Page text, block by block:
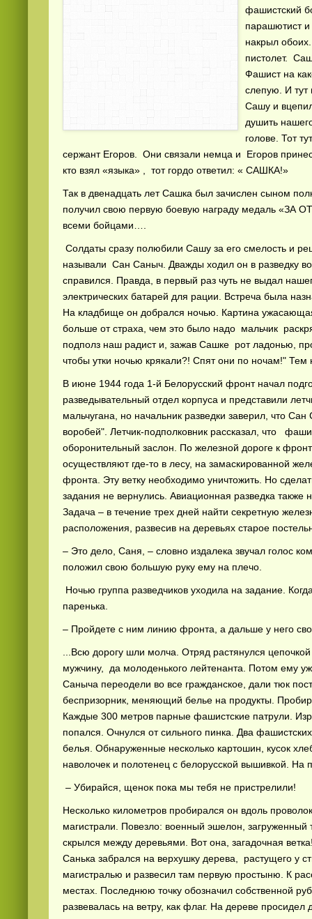
фашистский
парашютист
накрыл
пистолет.
Фашист на
слепую. И тут
Сашу и
душить
голове. Тот
сержант Егоров. Они связали немца и Егоров
кто взял «языка» , тот гордо ответил: « САШКА!»
Так в двенадцать лет Сашка был зачислен сыном
получил свою первую боевую награду медаль «ЗА
всеми бойцами….
Солдаты сразу полюбили Сашу за его смелость и
называли Сан Саныч. Дважды ходил он в разведку
справился. Правда, в первый раз чуть не выдал
электрических батарей для рации. Встреча была
На кладбище он добрался ночью. Картина
больше от страха, чем это было надо мальчик
подполз наш радист и, зажав Сашке рот ладонью,
чтобы утки ночью крякали?! Спят они по ночам!"
В июне 1944 года 1-й Белорусский фронт начал
разведывательный отдел корпуса и представили
мальчугана, но начальник разведки заверил, что
воробей". Летчик-подполковник рассказал, что
оборонительный заслон. По железной дороге к
осуществляют где-то в лесу, на замаскированной
фронта. Эту ветку необходимо уничтожить. Но
задания не вернулись. Авиационная разведка также
Задача – в течение трех дней найти секретную
расположения, развесив на деревьях старое
– Это дело, Саня, – словно издалека звучал голос
положил свою большую руку ему на плечо.
Ночью группа разведчиков уходила на задание.
паренька.
– Пройдете с ним линию фронта, а дальше у него
...Всю дорогу шли молча. Отряд растянулся
мужчину, да молоденького лейтенанта. Потом ему
Саныча переодели во все гражданское, дали тюк
беспризорник, меняющий белье на продукты.
Каждые 300 метров парные фашистские патрули.
попался. Очнулся от сильного пинка. Два
белья. Обнаруженные несколько картошин, кусок
наволочек и полотенец с белорусской вышивкой. На
– Убирайся, щенок пока мы тебя не пристрелили!
Несколько километров пробирался он вдоль
магистрали. Повезло: военный эшелон, загруженный
скрылся между деревьями. Вот она, загадочная
Санька забрался на верхушку дерева, растущего у
магистралью и развесил там первую простыню. К
местах. Последнюю точку обозначил собственной
развевалась на ветру, как флаг. На дереве